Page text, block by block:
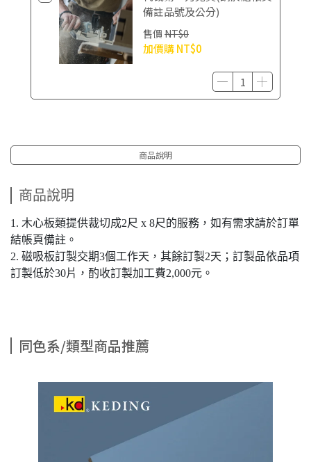
備註品號及公分)
售價 NT$0
加價購NT$0
商品說明
商品說明
1. 木心板類提供裁切成2尺 x 8尺的服務，如有需求請於訂單
結帳頁備註。
2. 磁吸板訂製交期3個工作天，其餘訂製2天；訂製品依品項
訂製低於30片，酌收訂製加工費2,000元。
同色系/類型商品推薦